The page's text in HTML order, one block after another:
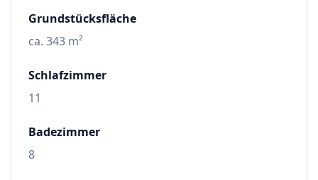
Grundstücksfläche
ca. 343 m²
Schlafzimmer
11
Badezimmer
8